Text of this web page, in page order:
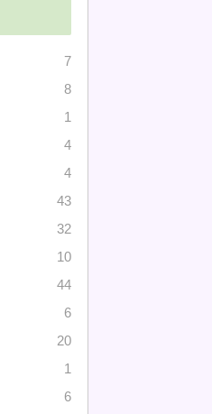
7
8
1
4
4
43
32
10
44
6
20
1
6